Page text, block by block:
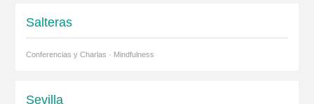
Salteras
Conferencias y Charlas · Mindfulness
Sevilla